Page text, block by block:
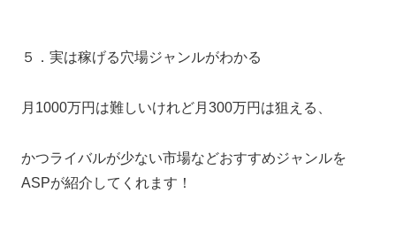
５．実は稼げる穴場ジャンルがわかる
月1000万円は難しいけれど月300万円は狙える、
かつライバルが少ない市場などおすすめジャンルを
ASPが紹介してくれます！